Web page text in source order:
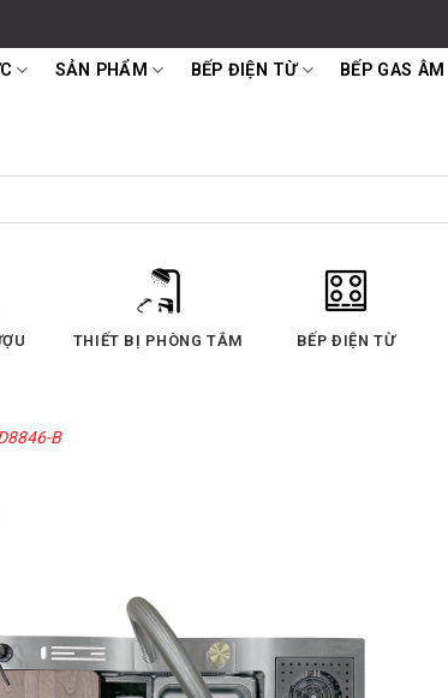
SẢN PHẨM BẾP ĐIỆN TỪ BẾP GAS ÂM
LÒ NƯỚNG LÒ VI SÓNG
B